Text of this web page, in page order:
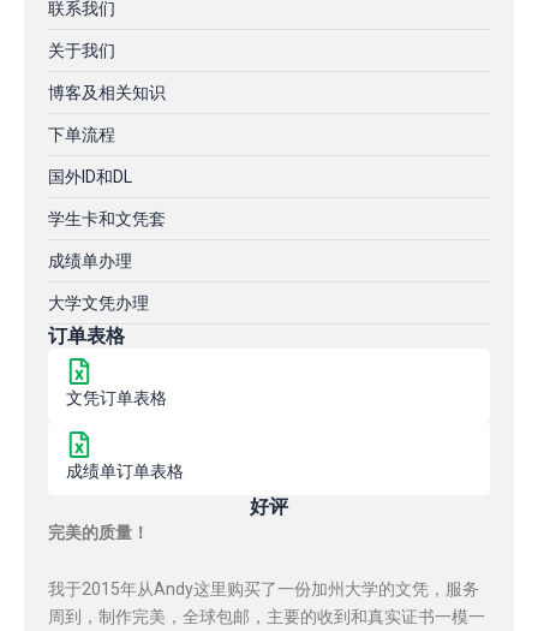
联系我们
关于我们
博客及相关知识
下单流程
国外ID和DL
学生卡和文凭套
成绩单办理
大学文凭办理
订单表格
文凭订单表格
成绩单订单表格
好评
完美的质量！
我于2015年从Andy这里购买了一份加州大学的文凭，服务
周到，制作完美，全球包邮，主要的收到和真实证书一模一